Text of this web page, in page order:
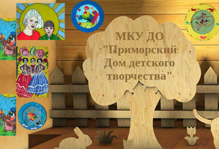
МКУ ДО
"Приморский
Дом детского
творчества"